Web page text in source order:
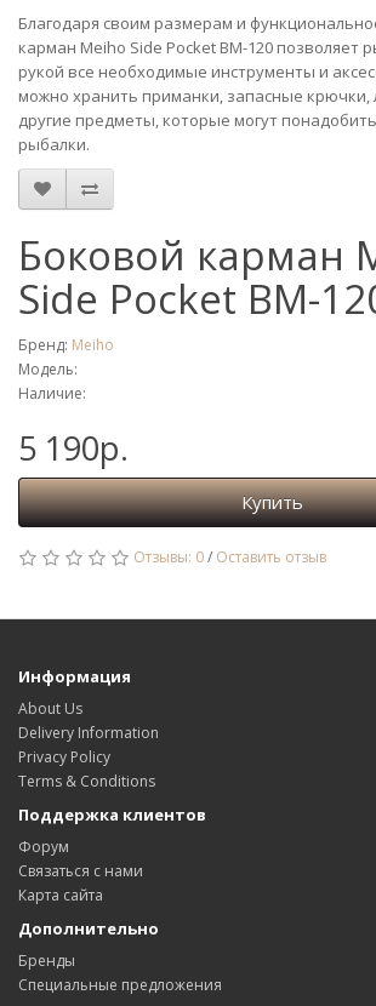
Благодаря своим размерам и
карман Meiho Side Pocket BM-120 позволяет
рукой все необходимые инструменты и
можно хранить приманки, запасные крючки,
другие предметы, которые могут
рыбалки.
Боковой карман
Side Pocket BM-
Бренд: Meiho
Модель:
Наличие:
5 190р.
Купить
Отзывы: 0/ Оставить отзыв
Информация
About Us
Delivery Information
Privacy Policy
Terms & Conditions
Поддержка клиентов
Форум
Связаться с нами
Карта сайта
Дополнительно
Бренды
Специальные предложения